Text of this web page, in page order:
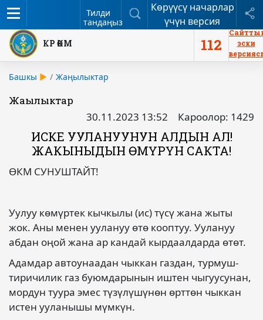
Меню
Тилди
тандаңыз
Издөө
Көрүүсү начарлар
үчүн версия
КР ӨКМ 112
эски
Башкы Жаңылыктар
Жаңылыктар
30.11.2023 13:52
Кароолор: 1429
ИСКЕ УУЛАНУУНУН АЛДЫН АЛ!
ЖАКЫНЫҢДЫН ӨМҮРҮН САКТА!
ӨКМ СУНУШТАЙТ!
Уулуу көмүртек кычкылы (ис) түсү жана жыты
жок. Аны менен уулануу өтө кооптуу. Уулануу
абдан оңой жана ар кандай кырдаалдарда өтөт.
Адамдар автоунаадан чыккан газдан, турмуш-
тиричилик газ буюмдарынын иштен чыгуусунан,
мордун туура эмес түзүлүшүнөн өрттөн чыккан
истен ууланышы мүмкүн.